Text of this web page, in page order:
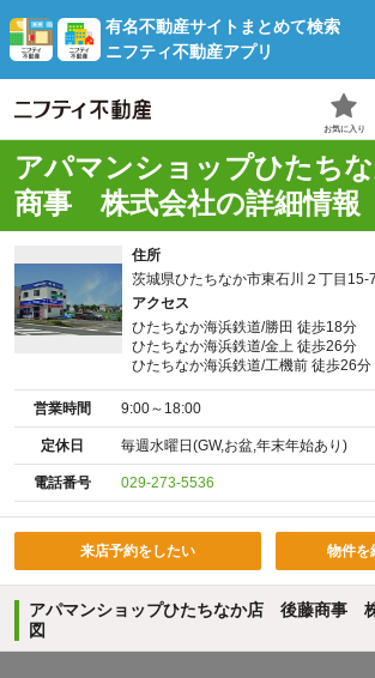
有名不動産サイトまとめて検索
ニフティ不動産アプリ
お気に入り
アパマンショップひたち
商事 株式会社の詳細情報
住所
茨城県ひたちなか市東石川２丁目15-7
アクセス
ひたちなか海浜鉄道/勝田 徒歩18分
ひたちなか海浜鉄道/金上 徒歩26分
ひたちなか海浜鉄道/工機前 徒歩26分
営業時間 9:00～18:00
定休日 毎週水曜日(GW,お盆,年末年始あり)
電話番号 029-273-5536
来店予約をしたい 物件を
アパマンショップひたちなか店 後藤商事
図